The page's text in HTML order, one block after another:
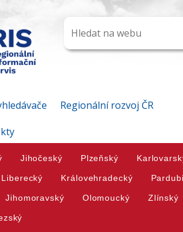
Regionální rozvoj ČR
Jihočeský Plzeňský
Liberecký Královehradecký
Jihomoravský Olomoucký Zlínský